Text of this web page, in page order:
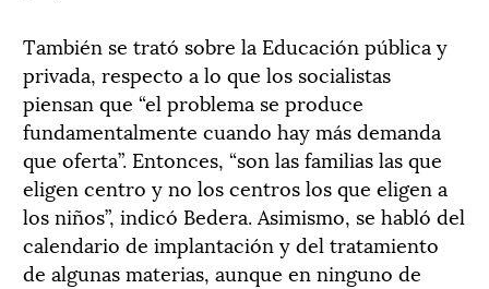
También se trató sobre la Educación pública y
privada, respecto a lo que los socialistas
piensan que “el problema se produce
fundamentalmente cuando hay más demanda
que oferta”. Entonces, “son las familias las que
eligen centro y no los centros los que eligen a
los niños”, indicó Bedera. Asimismo, se habló del
calendario de implantación y del tratamiento
de algunas materias, aunque en ninguno de